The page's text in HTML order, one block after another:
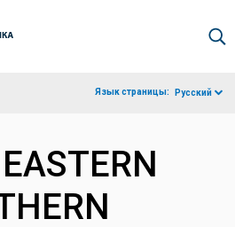
Язык страницы: Русский